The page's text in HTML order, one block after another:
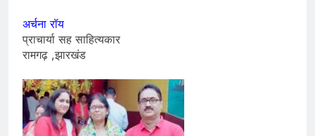
अर्चना रॉय
प्राचार्या सह साहित्यकार
रामगढ़ ,झारखंड